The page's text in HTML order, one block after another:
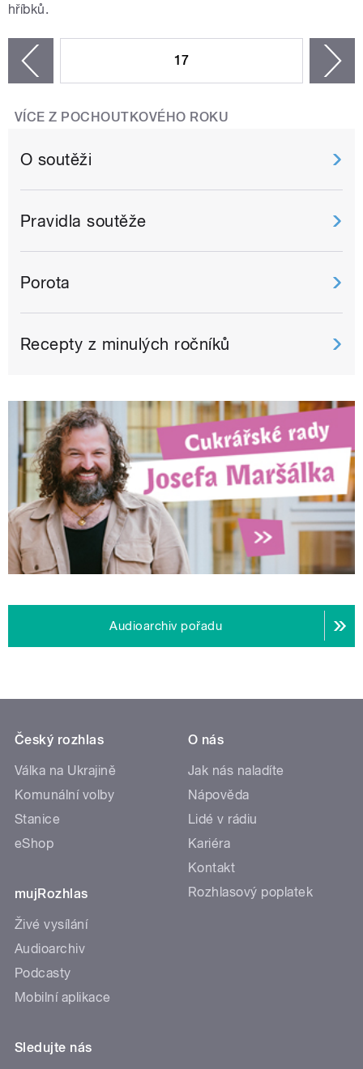
hříbků.
17
VÍCE Z POCHOUTKOVÉHO ROKU
O soutěži
Pravidla soutěže
Porota
Recepty z minulých ročníků
Audioarchiv pořadu
Český rozhlas
Válka na Ukrajině
Komunální volby
Stanice
eShop
mujRozhlas
Živé vysílání
Audioarchiv
Podcasty
Mobilní aplikace
O nás
Jak nás naladíte
Nápověda
Lidé v rádiu
Kariéra
Kontakt
Rozhlasový poplatek
Sledujte nás